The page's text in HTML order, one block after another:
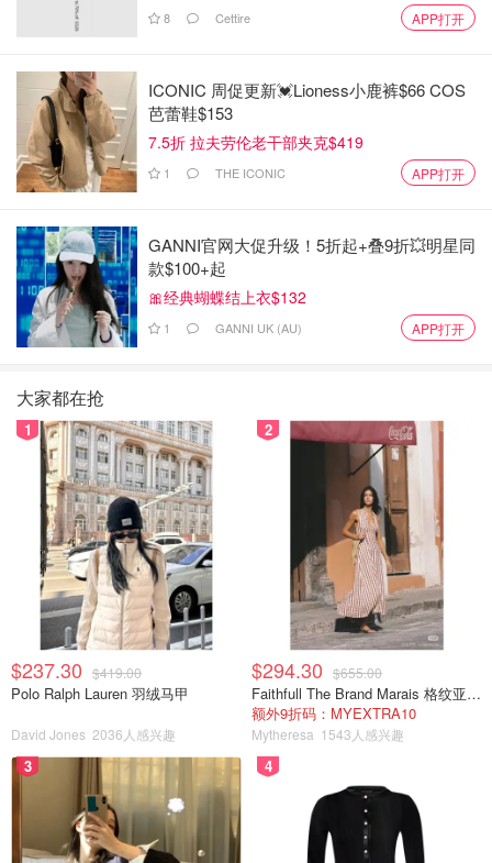
8 Cettire APP打开
ICONIC 周促更新💓Lioness小鹿裤$66 COS
芭蕾鞋$153
7.5折 拉夫劳伦老干部夹克$419
1 THE ICONIC APP打开
GANNI官网大促升级！5折起+叠9折💥明星同
款$100+起
🎀经典蝴蝶结上衣$132
1 GANNI UK (AU) APP打开
大家都在抢
1
$237.30 $419.00
Polo Ralph Lauren 羽绒马甲
David Jones 2036人感兴趣
2
$294.30 $655.00
Faithfull The Brand Marais 格纹亚麻吊带中长连衣裙
额外9折码：MYEXTRA10
Mytheresa 1543人感兴趣
3 4